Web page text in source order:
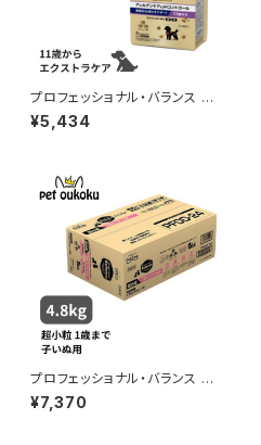
プロフェッショナル・バランス エ
クストラケア アレルゲンケア＆ｐ
Hコントロール 健康的な消化を
¥5,434
プロフェッショナル・バランス 超
小粒 １歳まで 子いぬ用 4.8ｋｇ
¥7,370